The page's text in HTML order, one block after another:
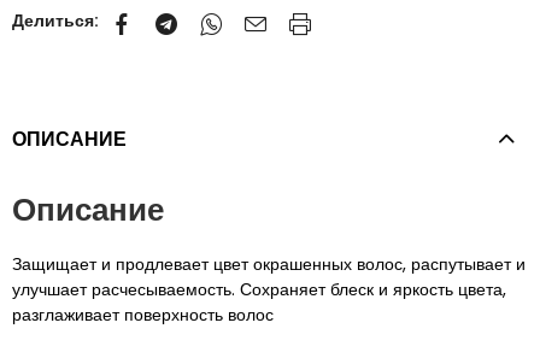
Делиться:
ОПИСАНИЕ
Описание
Защищает и продлевает цвет окрашенных волос, распутывает и
улучшает расчесываемость. Сохраняет блеск и яркость цвета,
разглаживает поверхность волос